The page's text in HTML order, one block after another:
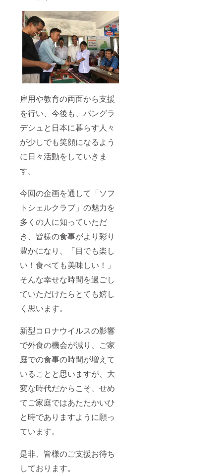
雇用や教育の両面から支援
を行い、今後も、バングラ
デシュと日本に暮らす人々
が少しでも笑顔になるよう
に日々活動をしていきま
す。
今回の企画を通して「ソフ
トシェルクラブ」の魅力を
多くの人に知っていただ
き、皆様の食事がより彩り
豊かになり、「目でも楽し
い！食べても美味しい！」
そんな幸せな時間を過ごし
ていただけたらとても嬉し
く思います。
新型コロナウイルスの影響
で外食の機会が減り、ご家
庭での食事の時間が増えて
いることと思いますが、大
変な時代だからこそ、せめ
てご家庭ではあたたかいひ
と時でありますように願っ
ています。
是非、皆様のご支援お待ち
しております。